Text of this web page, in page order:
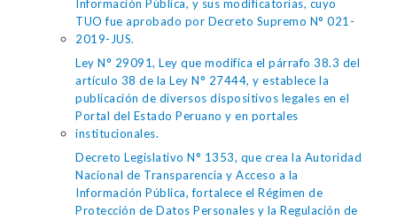
Información Pública, y sus modificatorias, cuyo
TUO fue aprobado por Decreto Supremo N° 021-
2019-JUS.
Ley N° 29091, Ley que modifica el párrafo 38.3 del
artículo 38 de la Ley N° 27444, y establece la
publicación de diversos dispositivos legales en el
Portal del Estado Peruano y en portales
institucionales.
Decreto Legislativo N° 1353, que crea la Autoridad
Nacional de Transparencia y Acceso a la
Información Pública, fortalece el Régimen de
Protección de Datos Personales y la Regulación de